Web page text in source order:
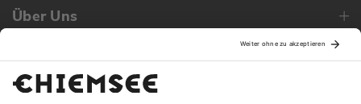
Über Uns
Family